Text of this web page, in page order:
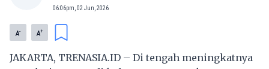
06:06pm, 02 Jun, 2026
A- A+
JAKARTA, TRENASIA.ID – Di tengah meningkatnya